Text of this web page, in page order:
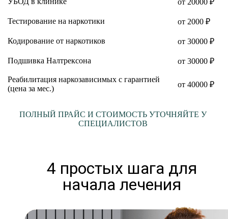
Тестирование на наркотики от 2000 ₽
Кодирование от наркотиков от 30000 ₽
Подшивка Налтрексона от 30000 ₽
Реабилитация наркозависимых с гарантией
(цена за мес.)
от 40000 ₽
ПОЛНЫЙ ПРАЙС И СТОИМОСТЬ УТОЧНЯЙТЕ У
СПЕЦИАЛИСТОВ
4 простых шага для
начала лечения